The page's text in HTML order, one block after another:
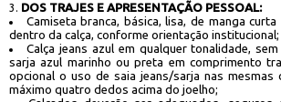
DOS TRAJES E APRESENTAÇÃO PESSOAL:
Camiseta branca, básica, lisa, de manga
dentro da calça, conforme orientação institucional;
Calça jeans azul em qualquer tonalidade,
sarja azul marinho ou preta em comprimento
opcional o uso de saia jeans/sarja nas mesmas
máximo quatro dedos acima do joelho;